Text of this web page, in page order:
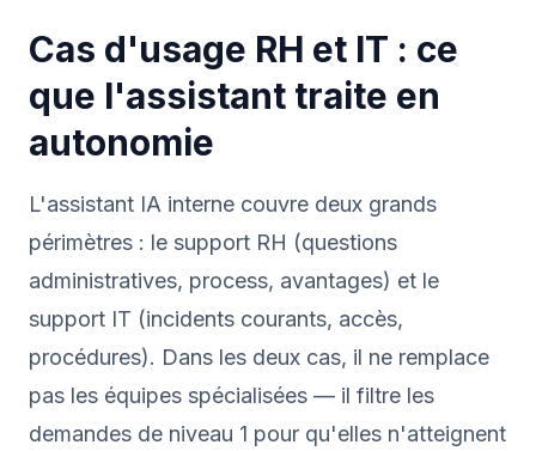
Cas d'usage RH et IT : ce
que l'assistant traite en
autonomie
L'assistant IA interne couvre deux grands
périmètres : le support RH (questions
administratives, process, avantages) et le
support IT (incidents courants, accès,
procédures). Dans les deux cas, il ne remplace
pas les équipes spécialisées — il filtre les
demandes de niveau 1 pour qu'elles n'atteignent